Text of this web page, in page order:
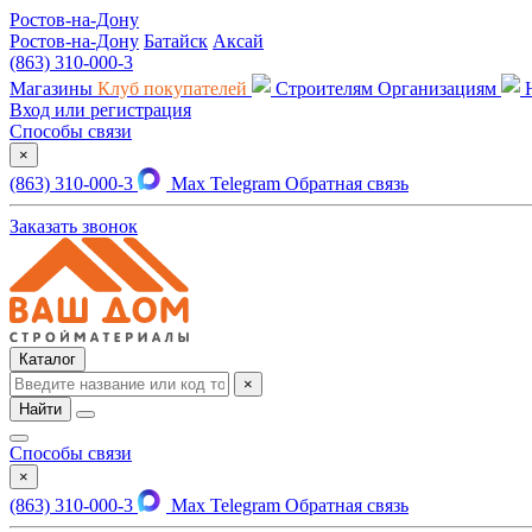
Ростов-на-Дону
Ростов-на-Дону Батайск Аксай
(863) 310-000-3
Магазины Клуб покупателей Строителям Организациям
Вход или регистрация
Способы связи
×
(863) 310-000-3 Max Telegram Обратная связь
Заказать звонок
Каталог
×
Найти
Способы связи
×
(863) 310-000-3 Max Telegram Обратная связь